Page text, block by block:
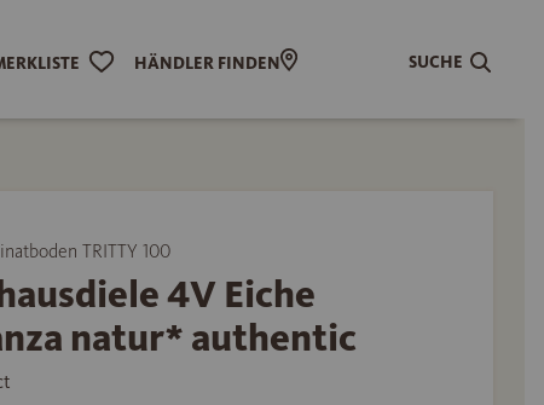
HÄNDLER FINDEN SUCHE
TRITTY 100
4V Eiche
natur* authentic